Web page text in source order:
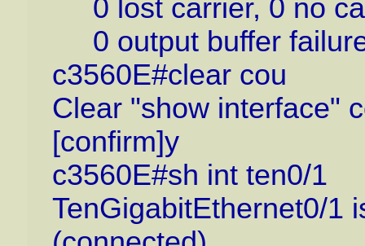
0 lost carrier, 0 no
0 output buffer
c3560E#clear cou
Clear "show interface"
[confirm]y
c3560E#sh int ten0/1
TenGigabitEthernet0/1